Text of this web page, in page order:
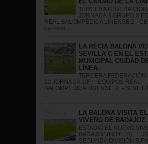
TERCERA FEDERA CIÓN
JORNADA 3 GRUPO X
REAL BALOMPÉDICA LÍNENSE 2 -
La recia ...
LA RECIA BALONA
SEVILLA C EN EL
MUNICIPAL CIUDAD
LÍNEA.
TERCERA FEDERACIÓN
10 JORNADA 10ª EQUIPOS REAL
BALOMPÉDICA LINENSE 2 -
LA BALONA VISITA
VIVERO DE BADAJOZ
ESTADIO EL NUEVO
BADAJOZ (HOY.ES)
SEGUNDA DIVISIÓN B